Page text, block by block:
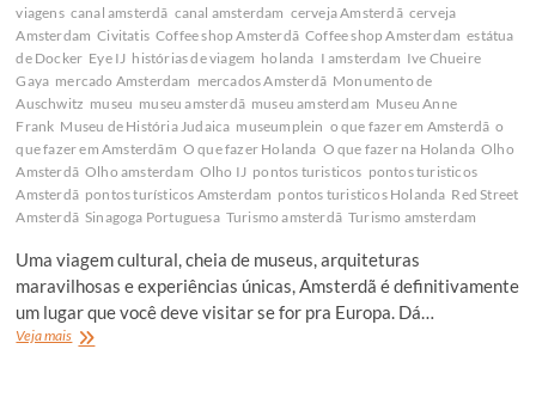
viagens canal amsterdã canal amsterdam cerveja Amsterdã cerveja
Amsterdam Civitatis Coffee shop Amsterdã Coffee shop Amsterdam estátua
de Docker Eye IJ histórias de viagem holanda I amsterdam Ive Chueire
Gaya mercado Amsterdam mercados Amsterdã Monumento de
Auschwitz museu museu amsterdã museu amsterdam Museu Anne
Frank Museu de História Judaica museumplein o que fazer em Amsterdã o
que fazer em Amsterdãm O que fazer Holanda O que fazer na Holanda Olho
Amsterdã Olho amsterdam Olho IJ pontos turisticos pontos turisticos
Amsterdã pontos turísticos Amsterdam pontos turisticos Holanda Red Street
Amsterdã Sinagoga Portuguesa Turismo amsterdã Turismo amsterdam
Uma viagem cultural, cheia de museus, arquiteturas
maravilhosas e experiências únicas, Amsterdã é definitivamente
um lugar que você deve visitar se for pra Europa. Dá…
Veja maisO